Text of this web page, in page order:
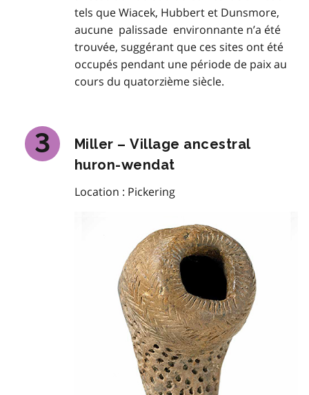
tels que Wiacek, Hubbert et Dunsmore,
aucune palissade environnante n’a été
trouvée, suggérant que ces sites ont été
occupés pendant une période de paix au
cours du quatorzième siècle.
Miller – Village ancestral
huron-wendat
Location : Pickering